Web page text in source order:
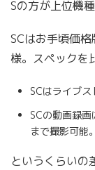
Sの方が上位機種
SCはお手頃価
様。スペックを
SCはライブス
SCの動画録
まで撮影可能
というくらいの